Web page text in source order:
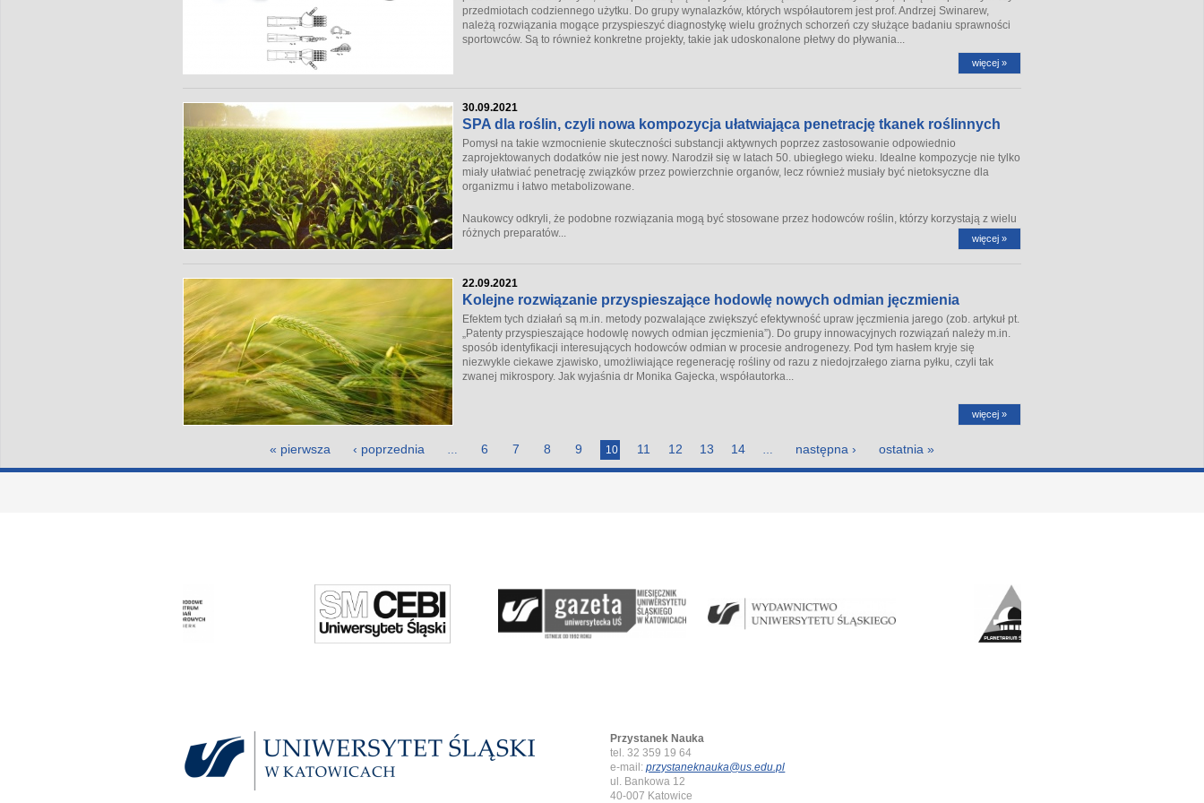
przedmiotach codziennego użytku. Do grupy wynalazków, których współautorem jest prof. Andrzej Swinarew,
należą rozwiązania mogące przyspieszyć diagnostykę wielu groźnych schorzeń czy służące badaniu sprawności
sportowców. Są to również konkretne projekty, takie jak udoskonalone płetwy do pływania...
więcej »
30.09.2021
SPA dla roślin, czyli nowa kompozycja ułatwiająca penetrację tkanek roślinnych
Pomysł na takie wzmocnienie skuteczności substancji aktywnych poprzez zastosowanie odpowiednio
zaprojektowanych dodatków nie jest nowy. Narodził się w latach 50. ubiegłego wieku. Idealne kompozycje nie tylko
miały ułatwiać penetrację związków przez powierzchnie organów, lecz również musiały być nietoksyczne dla
organizmu i łatwo metabolizowane.
Naukowcy odkryli, że podobne rozwiązania mogą być stosowane przez hodowców roślin, którzy korzystają z wielu
różnych preparatów...
więcej »
22.09.2021
Kolejne rozwiązanie przyspieszające hodowlę nowych odmian jęczmienia
Efektem tych działań są m.in. metody pozwalające zwiększyć efektywność upraw jęczmienia jarego (zob. artykuł pt.
„Patenty przyspieszające hodowlę nowych odmian jęczmienia”). Do grupy innowacyjnych rozwiązań należy m.in.
sposób identyfikacji interesujących hodowców odmian w procesie androgenezy. Pod tym hasłem kryje się
niezwykle ciekawe zjawisko, umożliwiające regenerację rośliny od razu z niedojrzałego ziarna pyłku, czyli tak
zwanej mikrospory. Jak wyjaśnia dr Monika Gajecka, współautorka...
więcej »
« pierwsza ‹ poprzednia 6 7 8 9 10 11 12 13 14 następna › ostatnia »
Przystanek Nauka
tel. 32 359 19 64
e-mail:przystaneknauka@us.edu.pl
ul. Bankowa 12
40-007 Katowice